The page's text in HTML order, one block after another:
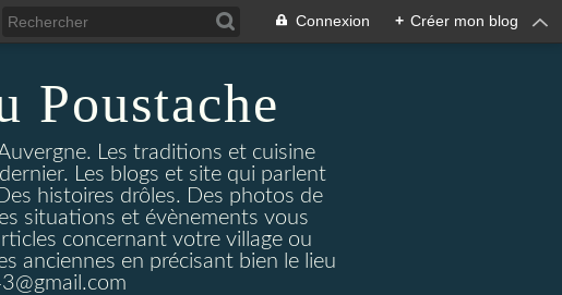
Connexion + Créer mon blog
Poustache
Les traditions et cuisine
Les blogs et site qui parlent
histoires drôles. Des photos de
situations et évènements vous
concernant votre village ou
anciennes en précisant bien le lieu